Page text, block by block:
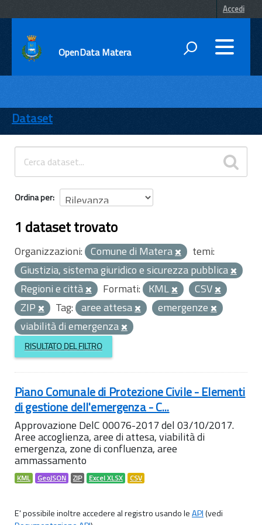
Accedi
OpenData Matera
ENTI
TEMI
INFORMAZIONI
Dataset
Ordina per
1 dataset trovato
Organizzazioni: Comune di Matera
temi:
Giustizia, sistema giuridico e sicurezza pubblica
Regioni e città
Formati: KML
CSV
ZIP
Tag: aree attesa
emergenze
viabilità di emergenza
RISULTATO DEL FILTRO
Piano Comunale di Protezione Civile - Elementi
di gestione dell'emergenza - C...
Approvazione DelC 00076-2017 del 03/10/2017.
Aree accoglienza, aree di attesa, viabilità di
emergenza, zone di confluenza, aree
ammassamento
KML GeoJSON ZIP Excel XLSX CSV
E' possibile inoltre accedere al registro usando leAPI(vedi